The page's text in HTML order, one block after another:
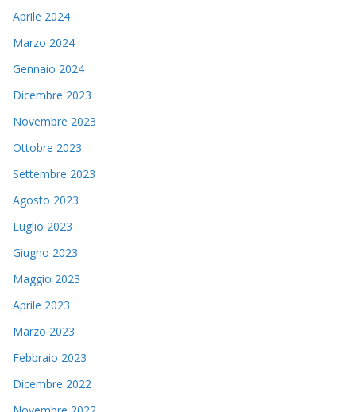
Aprile 2024
Marzo 2024
Gennaio 2024
Dicembre 2023
Novembre 2023
Ottobre 2023
Settembre 2023
Agosto 2023
Luglio 2023
Giugno 2023
Maggio 2023
Aprile 2023
Marzo 2023
Febbraio 2023
Dicembre 2022